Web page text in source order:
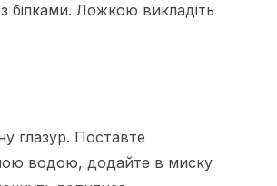
білками. Ложкою викладіть
глазур. Поставте
водою, додайте в миску